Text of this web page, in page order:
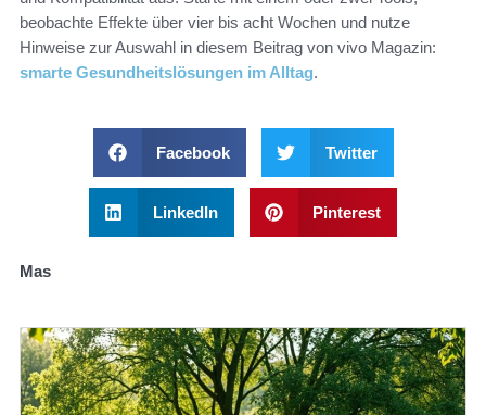
beobachte Effekte über vier bis acht Wochen und nutze
Hinweise zur Auswahl in diesem Beitrag von vivo Magazin:
smarte Gesundheitslösungen im Alltag.
Facebook Twitter
LinkedIn Pinterest
Mas